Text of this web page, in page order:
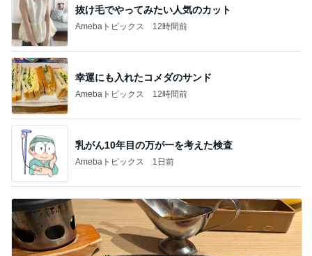
抜け毛でやってみたい人気のカット
Amebaトピックス 12時間前
幸運にも入れたコメダのサンド
Amebaトピックス 12時間前
乳がん10年目の万が一を考えた検査
Amebaトピックス 1日前